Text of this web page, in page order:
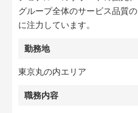
グループ全体のサービス品質
に注力しています。
勤務地
東京丸の内エリア
職務内容